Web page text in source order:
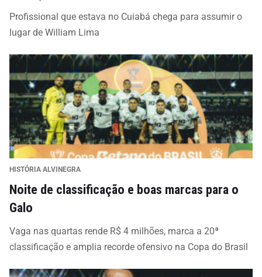
Profissional que estava no Cuiabá chega para assumir o
lugar de William Lima
HISTÓRIA ALVINEGRA
Noite de classificação e boas marcas para o
Galo
Vaga nas quartas rende R$ 4 milhões, marca a 20ª
classificação e amplia recorde ofensivo na Copa do Brasil